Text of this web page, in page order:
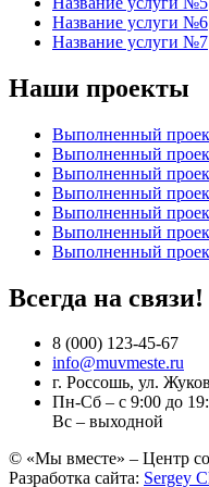
Название услуги №6
Название услуги №7
Наши проекты
Выполненный
Выполненный
Выполненный
Выполненный
Выполненный
Выполненный
Выполненный
Всегда на связи!
8 (000) 123-45-67
info@muvmeste.ru
г. Россошь, ул.
Пн-Сб – с 9:00 до
Вс – выходной
© «Мы вместе» – Центр
Разработка сайта: Sergey